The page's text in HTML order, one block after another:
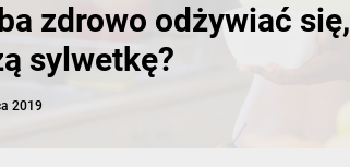
zdrowo odżywiać się,
sylwetkę?
2019